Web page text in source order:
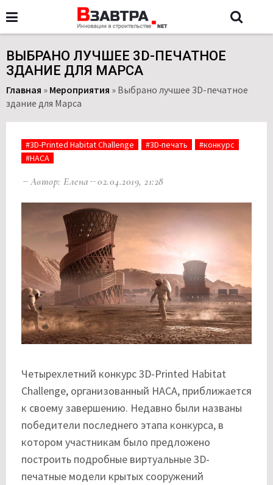
ВЫБРАНО ЛУЧШЕЕ 3D-ПЕЧАТНОЕ
ЗДАНИЕ ДЛЯ МАРСА
Главная » Мероприятия » Выбрано лучшее 3D-печатное
здание для Марса
#3D-Printed Habitat Challenge #3D-печать
#конкурс
#НАСА
Автор: Елена 02.04.2019, 21:28
Четырехлетний конкурс 3D-Printed Habitat
Challenge, организованный НАСА, приближается
к своему завершению. Недавно были названы
победители последнего этапа конкурса, в
котором участникам было предложено
построить подробные виртуальные 3D-
печатные модели крытых сооружений